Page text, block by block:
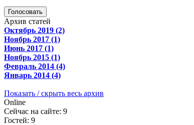
Голосовать
Архив статей
Октябрь 2019 (2)
Ноябрь 2017 (1)
Июнь 2017 (1)
Ноябрь 2015 (1)
Февраль 2014 (4)
Январь 2014 (4)
Показать / скрыть весь архив
Online
Сейчас на сайте: 9
Гостей: 9